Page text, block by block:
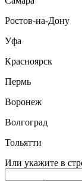
Ростов-на-Дону
Уфа
Красноярск
Пермь
Воронеж
Волгоград
Тольятти
Или укажите в